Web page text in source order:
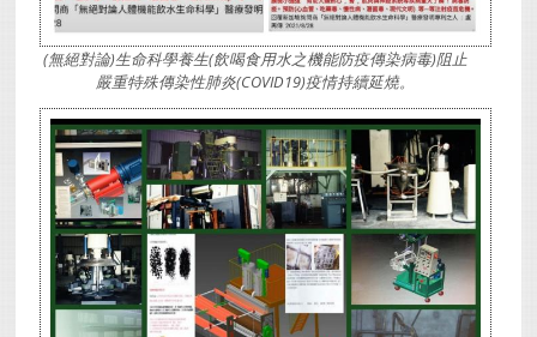
(無絕對論)生命科學養生(飲喝食用水之機能防疫傳染病毒)阻止
嚴重特殊傳染性肺炎(COVID19)疫情持續延燒。